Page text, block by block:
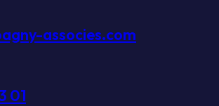
associes.com
01